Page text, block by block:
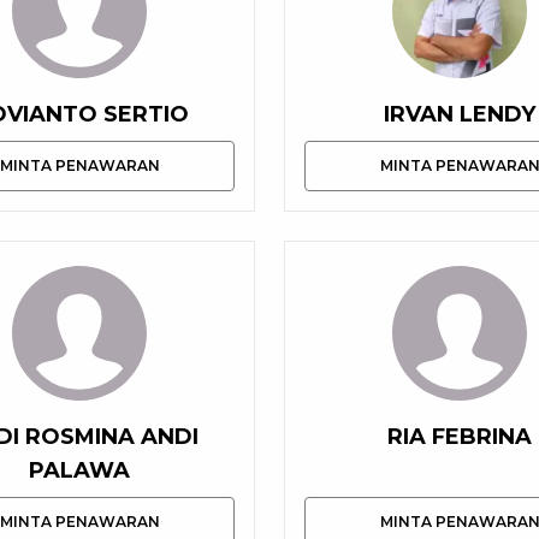
SERTIO
MINTA PENAWARAN
IRVAN LENDY
MINTA PENAWARAN
ROSMINA ANDI
PALAWA
MINTA PENAWARAN
RIA FEBRINA
MINTA PENAWARAN